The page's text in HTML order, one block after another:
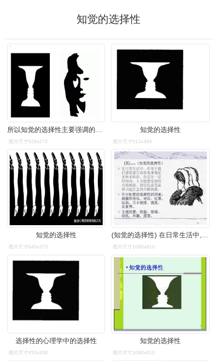
知觉的选择性
图片尺寸528x272
知觉的选择性
图片尺寸512x384
知觉的选择性
图片尺寸640x373
(知觉的选择性) 在日常生活中,作用于我 们感觉器官的客观事物是 多种
图片尺寸1080x810
选择性的心理学中的选择性
图片尺寸450x338
知觉的选择性
图片尺寸1080x810